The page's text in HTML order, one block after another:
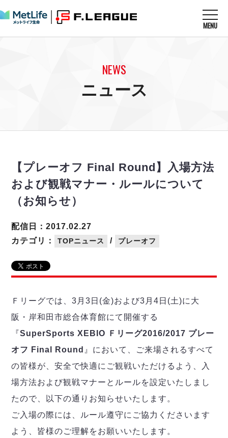
MENU
U-23選抜
メディア情報
フットサル日本代表
その他
戦績表
警告・退場・出場停止選手
個人ランキング｜ゴール
個人ランキング｜シュート
個人ランキング｜シュート成功率
個人ランキング｜第2PK
メットライフ生命Ｆ２リーグ
順位表
戦績表
警告・退場・出場停止選手
個人ランキング｜シュート
個人ランキング｜シュート成功率
個人ランキング｜第2PK
メットライフ生命Ｆリーグカップ 2026
エスポラーダ北海道
バルドラール浦安
フウガドールすみだ
立川アスレティックFC
ペスカドーラ町田
ボアルース長野
シュライカー大阪
ボルクバレット北九州
バサジィ大分
メットライフ生命Ｆ２リーグ
ヴォスクオーレ仙台
リガーレヴィア葛飾
Y．S．C．C．横浜
ヴィンセドール白山
アリーナ情報 ARENA
リーグ概要 ABOUT US
リーグ概要
大会概要
リーグ要項
クラブライセンス関連
過去の記録
過去の試合記録
ディビジョン1 試合記録
ディビジョン2 試合記録
Ｆリーグカップ 試合記録
リーグ統計データ
記念ゴール
ハットトリック
担当審判員
プロジェクト PROJECT
ABeam AWARD
DIVISION01
DIVISION02
NEWS
ニュース
【プレーオフ Final Round】入場方法
および観戦マナー・ルールについて
（お知らせ）
カテゴリ： TOPニュース / プレーオフ
配信日：2017.02.27
Ｆリーグでは、3月3日(金)および3月4日(土)に大
阪・岸和田市総合体育館にて開催する
『SuperSports XEBIO Ｆリーグ2016/2017 プレー
オフ Final Round 』において、ご来場されるすべて
の皆様が、安全で快適にご観戦いただけるよう、入
場方法および観戦マナーとルールを設定いたしまし
たので、以下の通りお知らせいたします。
ご入場の際には、ルール遵守にご協力くださいます
よう、皆様のご理解をお願いいたします。